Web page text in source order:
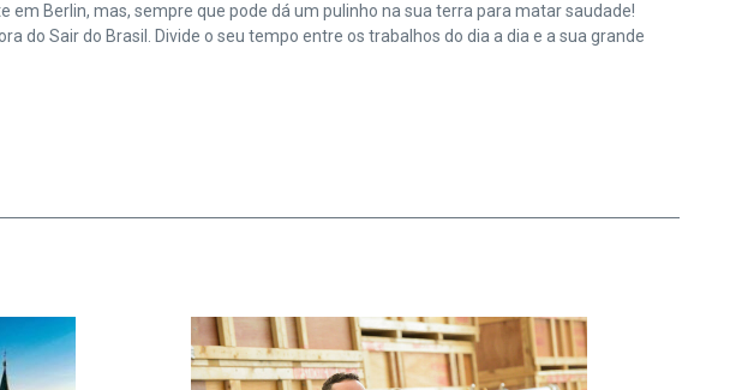
Berlin, mas, sempre que pode dá um pulinho na sua terra para matar saudade!
Sair do Brasil. Divide o seu tempo entre os trabalhos do dia a dia e a sua grande